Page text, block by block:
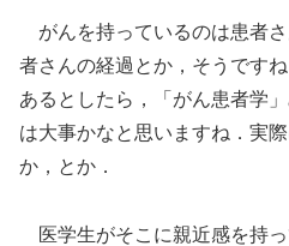
がんを持っているのは患者
者さんの経過とか，そうです
あるとしたら，「がん患者学
は大事かなと思いますね．実
か，とか．
医学生がそこに親近感を持